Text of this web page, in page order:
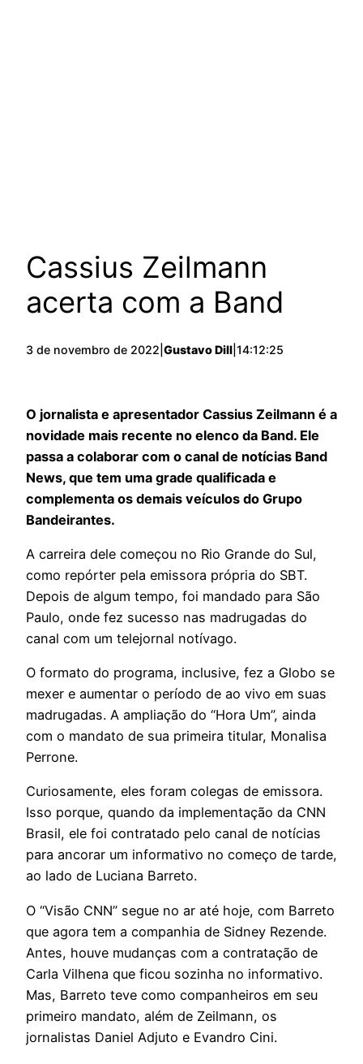
Cassius Zeilmann
acerta com a Band
3 de novembro de 2022 Gustavo Dill 14:12:25
O jornalista e apresentador Cassius Zeilmann é a
novidade mais recente no elenco da Band. Ele
passa a colaborar com o canal de notícias Band
News, que tem uma grade qualificada e
complementa os demais veículos do Grupo
Bandeirantes.
A carreira dele começou no Rio Grande do Sul,
como repórter pela emissora própria do SBT.
Depois de algum tempo, foi mandado para São
Paulo, onde fez sucesso nas madrugadas do
canal com um telejornal notívago.
O formato do programa, inclusive, fez a Globo se
mexer e aumentar o período de ao vivo em suas
madrugadas. A ampliação do “Hora Um”, ainda
com o mandato de sua primeira titular, Monalisa
Perrone.
Curiosamente, eles foram colegas de emissora.
Isso porque, quando da implementação da CNN
Brasil, ele foi contratado pelo canal de notícias
para ancorar um informativo no começo de tarde,
ao lado de Luciana Barreto.
O “Visão CNN” segue no ar até hoje, com Barreto
que agora tem a companhia de Sidney Rezende.
Antes, houve mudanças com a contratação de
Carla Vilhena que ficou sozinha no informativo.
Mas, Barreto teve como companheiros em seu
primeiro mandato, além de Zeilmann, os
jornalistas Daniel Adjuto e Evandro Cini.